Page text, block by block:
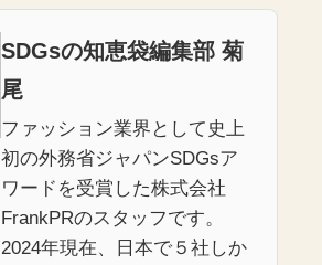
SDGsの知恵袋編集部 菊
尾
ファッション業界として史上
初の外務省ジャパンSDGsア
ワードを受賞した株式会社
FrankPRのスタッフです。
2024年現在、日本で５社しか